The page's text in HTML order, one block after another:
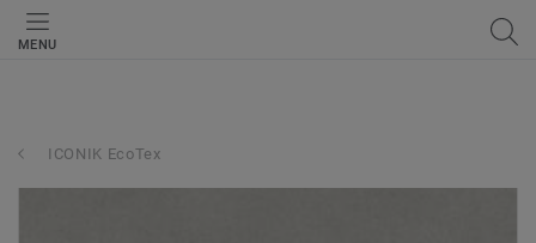
MENU
ICONIK EcoTex